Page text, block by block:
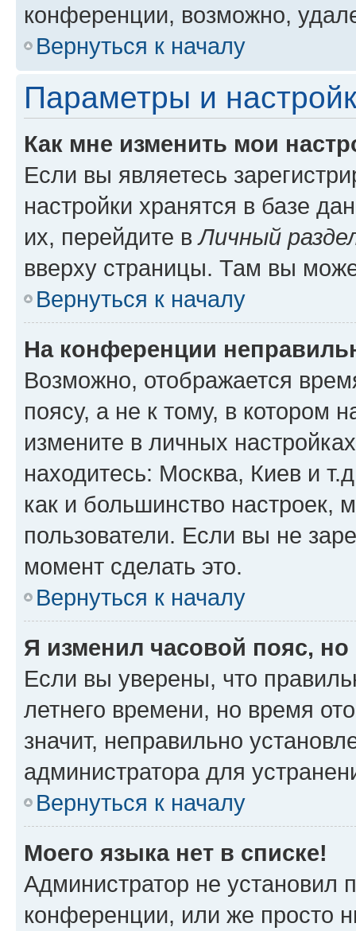
конференции, возможно,
Вернуться к началу
Параметры и
Как мне изменить мои
Если вы являетесь
настройки хранятся в базе
их, перейдите вЛичный
вверху страницы. Там вы
Вернуться к началу
На конференции
Возможно, отображается
поясу, а не к тому, в котором
измените в личных
находитесь: Москва, Киев и
как и большинство настроек,
пользователи. Если вы не
момент сделать это.
Вернуться к началу
Я изменил часовой пояс,
Если вы уверены, что
летнего времени, но время
значит, неправильно
администратора для
Вернуться к началу
Моего языка нет в списке!
Администратор не установил
конференции, или же просто